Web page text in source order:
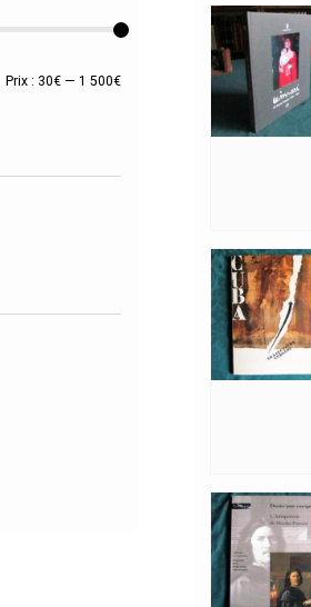
Prix
Prix
Prix : 30€ — 1 500€